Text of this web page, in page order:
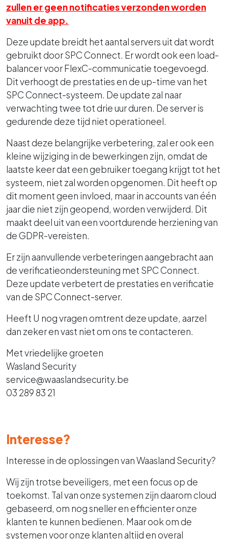
zullen er geen notificaties verzonden worden
vanuit de app.
Deze update breidt het aantal servers uit dat wordt
gebruikt door SPC Connect. Er wordt ook een load-
balancer voor FlexC-communicatie toegevoegd.
Dit verhoogt de prestaties en de up-time van het
SPC Connect-systeem. De update zal naar
verwachting twee tot drie uur duren. De server is
gedurende deze tijd niet operationeel.
Naast deze belangrijke verbetering, zal er ook een
kleine wijziging in de bewerkingen zijn, omdat de
laatste keer dat een gebruiker toegang krijgt tot het
systeem, niet zal worden opgenomen. Dit heeft op
dit moment geen invloed, maar in accounts van één
jaar die niet zijn geopend, worden verwijderd. Dit
maakt deel uit van een voortdurende herziening van
de GDPR-vereisten.
Er zijn aanvullende verbeteringen aangebracht aan
de verificatieondersteuning met SPC Connect.
Deze update verbetert de prestaties en verificatie
van de SPC Connect-server.
Heeft U nog vragen omtrent deze update, aarzel
dan zeker en vast niet om ons te contacteren.
Met vriedelijke groeten
Wasland Security
service@waaslandsecurity.be
03 289 83 21
Interesse?
Interesse in de oplossingen van Waasland Security?
Wij zijn trotse beveiligers, met een focus op de
toekomst. Tal van onze systemen zijn daarom cloud
gebaseerd, om nog sneller en efficienter onze
klanten te kunnen bedienen. Maar ook om de
systemen voor onze klanten altijd en overal